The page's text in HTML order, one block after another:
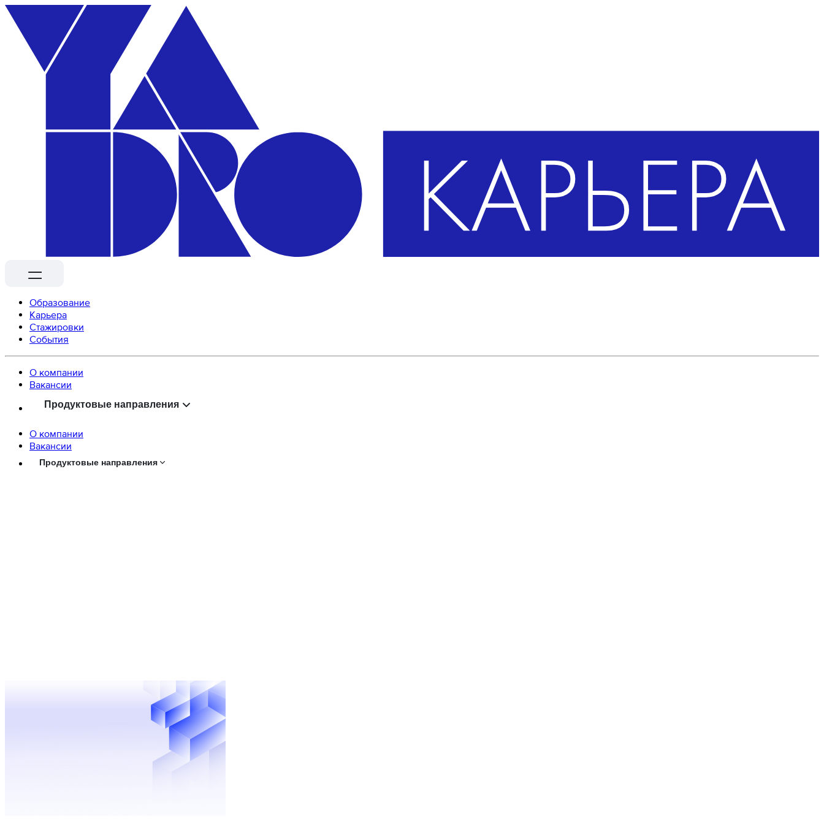
Образование
Карьера
Стажировки
События
О компании
Вaкансии
Продуктовые направления
О компании
Вaкансии
Продуктовые направления